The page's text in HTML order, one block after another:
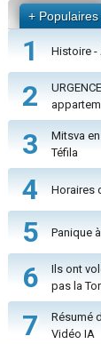
+ Populaires
1 Histoire -
2
3
Mitsva
Téfila
4 Horaires
5 Panique
6
Ils ont
pas la
7
Résumé
Vidéo IA